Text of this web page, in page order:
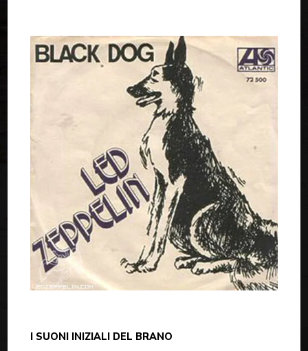
I SUONI INIZIALI DEL BRANO